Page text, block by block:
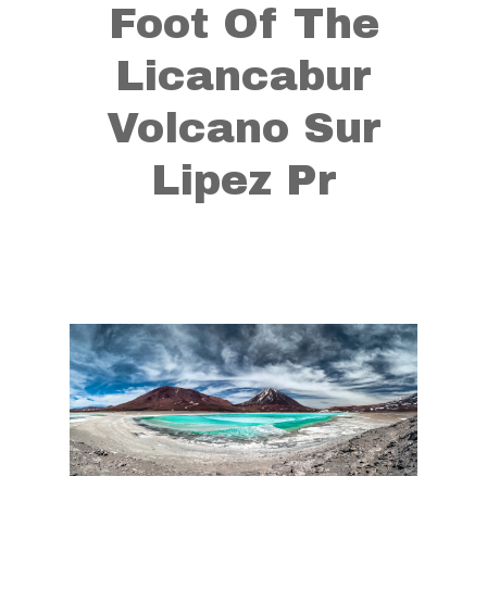
Foot Of The
Licancabur
Volcano Sur
Lipez Pr